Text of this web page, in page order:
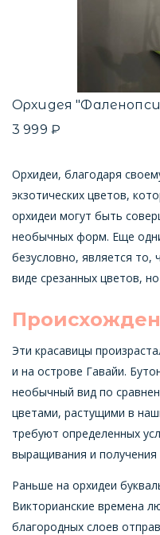
Орхидея
3 999 ₽
Орхидеи, благодаря
экзотических цветов,
орхидеи могут быть
необычных форм. Еще
безусловно, является то,
виде срезанных цветов,
Эти красавицы
и на острове Гавайи.
необычный вид по
цветами, растущими в
требуют определенных
выращивания и получения
Раньше на орхидеи
Викторианские времена
благородных слоев